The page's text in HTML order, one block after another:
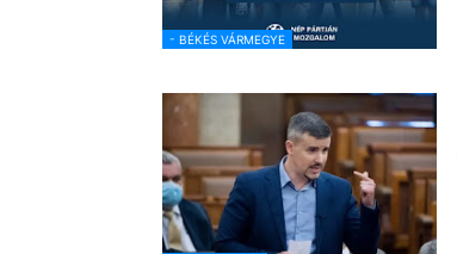
- BÉKÉS VÁRMEGYE